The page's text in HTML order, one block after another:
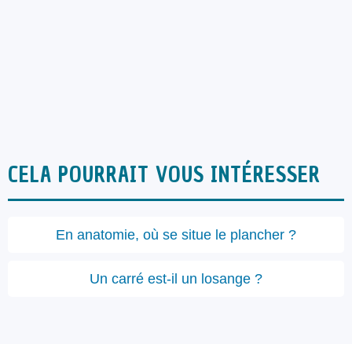
CELA POURRAIT VOUS INTÉRESSER
En anatomie, où se situe le plancher ?
Un carré est-il un losange ?